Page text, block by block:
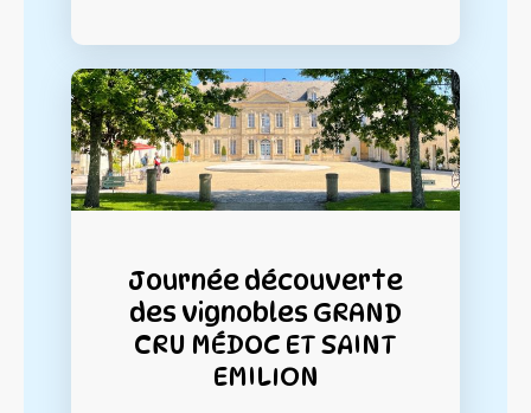
Journée découverte
des vignobles GRAND
CRU MÉDOC ET SAINT
EMILION